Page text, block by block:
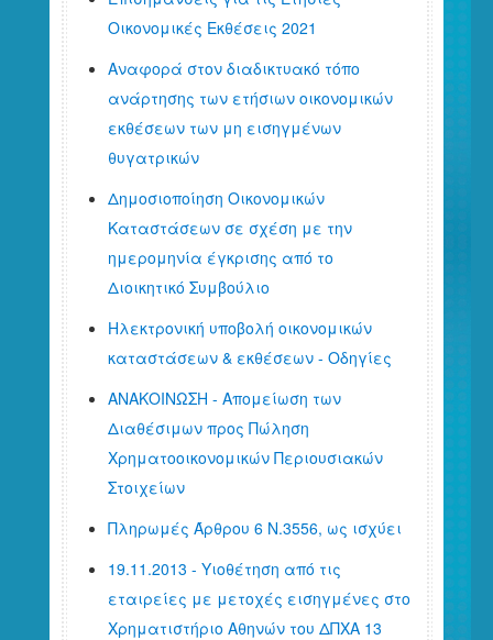
Οικονομικές Εκθέσεις 2021
Αναφορά στον διαδικτυακό τόπο
ανάρτησης των ετήσιων οικονομικών
εκθέσεων των μη εισηγμένων
θυγατρικών
Δημοσιοποίηση Οικονομικών
Καταστάσεων σε σχέση με την
ημερομηνία έγκρισης από το
Διοικητικό Συμβούλιο
Ηλεκτρονική υποβολή οικονομικών
καταστάσεων & εκθέσεων - Οδηγίες
ΑΝΑΚΟΙΝΩΣΗ - Απομείωση των
Διαθέσιμων προς Πώληση
Χρηματοοικονομικών Περιουσιακών
Στοιχείων
Πληρωμές Άρθρου 6 Ν.3556, ως ισχύει
19.11.2013 - Υιοθέτηση από τις
εταιρείες με μετοχές εισηγμένες στο
Χρηματιστήριο Αθηνών του ΔΠΧΑ 13